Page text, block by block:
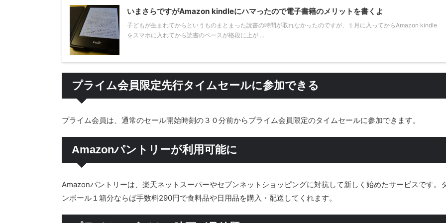
いまさらですがAmazon kindleにハマったので電子書籍のメリットを書くよ
子どもが生まれてからというものまとまった読書の時間が取れなかったのですが、１月に入ってからAmazon kindle
をスマホに入れてから読書のペースが格段に上が ...
プライム会員限定先行タイムセールに参加できる
プライム会員は、通常のセール開始時刻の３０分前からプライム会員限定のタイムセールに参加できます。
Amazonパントリーが利用可能に
Amazonパントリーは、楽天ネットスーパーやセブンネットショッピングに対抗して新しく始めたサービスです。
ンボール１箱分ならば手数料290円で食料品や日用品を購入・配送してくれます。